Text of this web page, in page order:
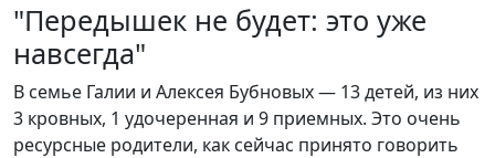
"Передышек не будет: это уже
навсегда"
В семье Галии и Алексея Бубновых — 13 детей, из них
3 кровных, 1 удочеренная и 9 приемных. Это очень
ресурсные родители, как сейчас принято говорить